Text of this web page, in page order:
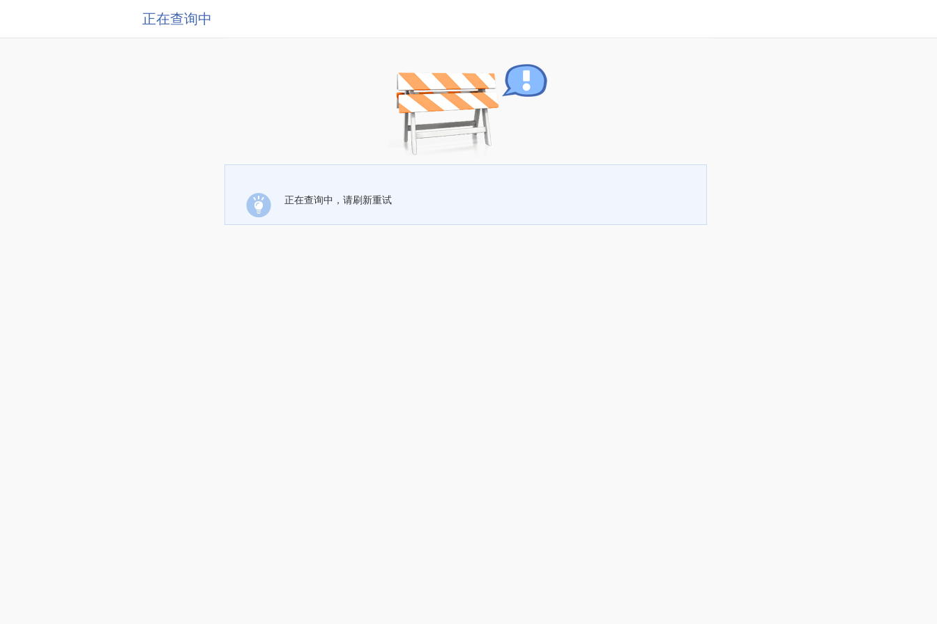
正在查询中
正在查询中，请刷新重试